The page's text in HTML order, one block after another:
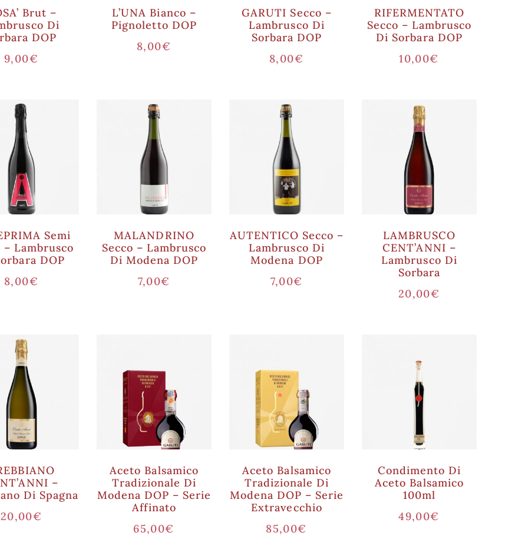
Brut –
Di
DOP
9,00€
L’UNA Bianco –
Pignoletto DOP
8,00€
GARUTI Secco –
Lambrusco Di
Sorbara DOP
8,00€
RIFERMENTATO
Secco – Lambrusco
Di Sorbara DOP
10,00€
Semi
– Lambrusco
DOP
8,00€
MALANDRINO
Secco – Lambrusco
Di Modena DOP
7,00€
AUTENTICO Secco –
Lambrusco Di
Modena DOP
7,00€
LAMBRUSCO
CENT’ANNI –
Lambrusco Di
Sorbara
20,00€
–
Di Spagna
20,00€
Aceto Balsamico
Tradizionale Di
Modena DOP – Serie
Affinato
65,00€
Aceto Balsamico
Tradizionale Di
Modena DOP – Serie
Extravecchio
85,00€
Condimento Di
Aceto Balsamico
100ml
49,00€